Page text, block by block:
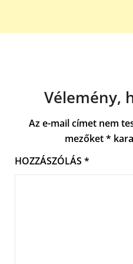
Vélemény,
Az e-mail címet nem
mezőket*
HOZZÁSZÓLÁS *